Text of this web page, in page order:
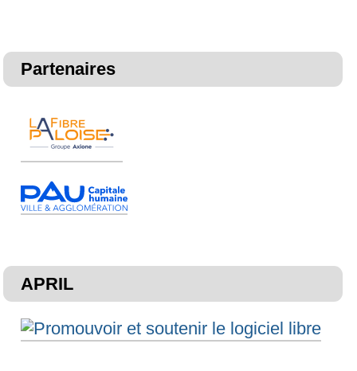
Partenaires
APRIL